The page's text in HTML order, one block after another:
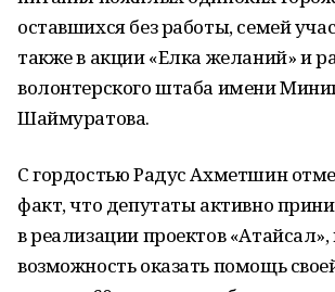
оставшихся без работы, семей
также в акции «Елка желаний» и
волонтерского штаба имени
Шаймуратова.
С гордостью Радус Ахметшин
факт, что депутаты активно
в реализации проектов
возможность оказать помощь